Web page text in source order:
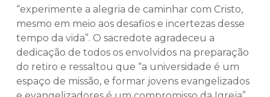
“experimente a alegria de caminhar com Cristo,
mesmo em meio aos desafios e incertezas desse
tempo da vida”. O sacredote agradeceu a
dedicação de todos os envolvidos na preparação
do retiro e ressaltou que “a universidade é um
espaço de missão, e formar jovens evangelizados